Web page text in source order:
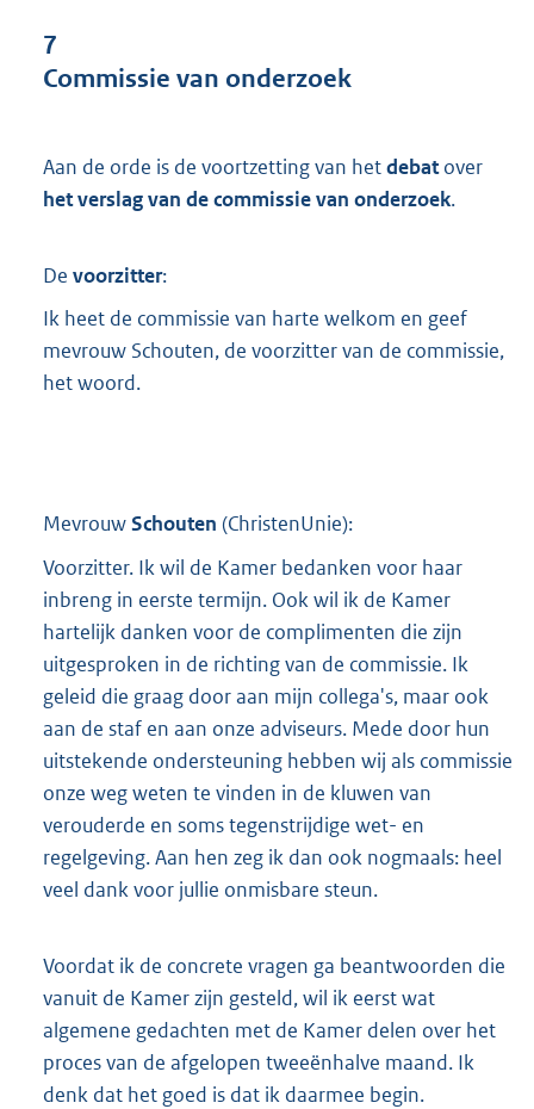
s
t
5
7
Commissie van onderzoek
Aan de orde is de voortzetting van hetdebatover
het verslag van de commissie van onderzoek.
De voorzitter:
Ik heet de commissie van harte welkom en geef
mevrouw Schouten, de voorzitter van de commissie,
het woord.
MevrouwSchouten (ChristenUnie):
Voorzitter. Ik wil de Kamer bedanken voor haar
inbreng in eerste termijn. Ook wil ik de Kamer
hartelijk danken voor de complimenten die zijn
uitgesproken in de richting van de commissie. Ik
geleid die graag door aan mijn collega's, maar ook
aan de staf en aan onze adviseurs. Mede door hun
uitstekende ondersteuning hebben wij als commissie
onze weg weten te vinden in de kluwen van
verouderde en soms tegenstrijdige wet- en
regelgeving. Aan hen zeg ik dan ook nogmaals: heel
veel dank voor jullie onmisbare steun.
Voordat ik de concrete vragen ga beantwoorden die
vanuit de Kamer zijn gesteld, wil ik eerst wat
algemene gedachten met de Kamer delen over het
proces van de afgelopen tweeënhalve maand. Ik
denk dat het goed is dat ik daarmee begin.